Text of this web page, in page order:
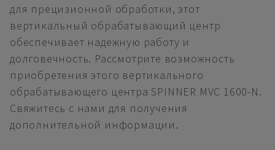
для прецизионной обработки, этот
вертикальный обрабатывающий центр
обеспечивает надежную работу и
долговечность. Рассмотрите возможность
приобретения этого вертикального
обрабатывающего центра SPINNER MVC 1600-N.
Свяжитесь с нами для получения
дополнительной информации.